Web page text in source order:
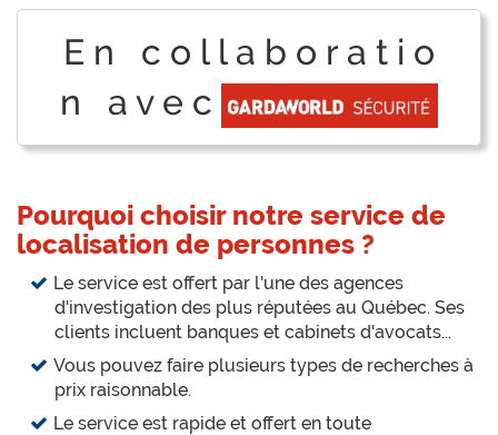
E n c o l l a b o r a t i o
n a v e c
Pourquoi choisir notre service de
localisation de personnes ?
Le service est offert par l'une des agences
d'investigation des plus réputées au Québec. Ses
clients incluent banques et cabinets d'avocats...
Vous pouvez faire plusieurs types de recherches à
prix raisonnable.
Le service est rapide et offert en toute